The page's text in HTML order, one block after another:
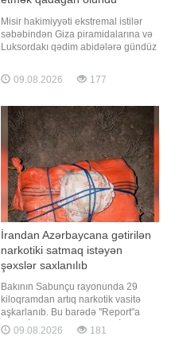
Misir hakimiyyəti ekstremal istilər
səbəbindən Giza piramidalarına və
Luksordakı qədim abidələrə gündüz
qoyub. xəbərə verir ki, hazırda ən
yüksək temperatur ölkənin mərkəzi
Qahirədə havanın temperaturu
gündüz kölgədə +36 dərəcəyə,
Lukso
09.08.2026 177
İrandan Azərbaycana gətirilən
narkotiki satmaq istəyən
şəxslər saxlanılıb
Bakının Sabunçu rayonunda 29
kiloqramdan artıq narkotik vasitə
aşkarlanıb. Bu barədə "Report"a
Daxili İşlər Nazirliyindən (DİN)
məlumat verilib. Bildirilib ki,
09.08.2026 181